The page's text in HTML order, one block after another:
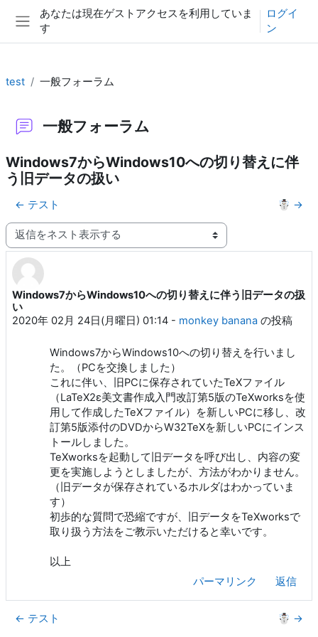
メインコンテンツへスキップする
サイドパネル
あなたは現在ゲストアクセスを利用していま
す
ログイ
ン
test 一般フォーラム
一般フォーラム
Windows7からWindows10への切り替えに伴
う旧データの扱い
← テスト ☃️ →
表示モード
Windows7からWindows10への切り替えに伴う旧データの扱
い
2020年 02月 24日(月曜日) 01:14 - monkey banana の投稿
返信数: 0
Windows7からWindows10への切り替えを行いまし
た。（PCを交換しました）
これに伴い、旧PCに保存されていたTeXファイル
（LaTeX2ε美文書作成入門改訂第5版のTeXworksを使
用して作成したTeXファイル）を新しいPCに移し、改
訂第5版添付のDVDからW32TeXを新しいPCにインス
トールしました。
TeXworksを起動して旧データを呼び出し、内容の変
更を実施しようとしましたが、方法がわかりません。
（旧データが保存されているホルダはわかっていま
す）
初歩的な質問で恐縮ですが、旧データをTeXworksで
取り扱う方法をご教示いただけると幸いです。
以上
パーマリンク
返信
← テスト ☃️ →